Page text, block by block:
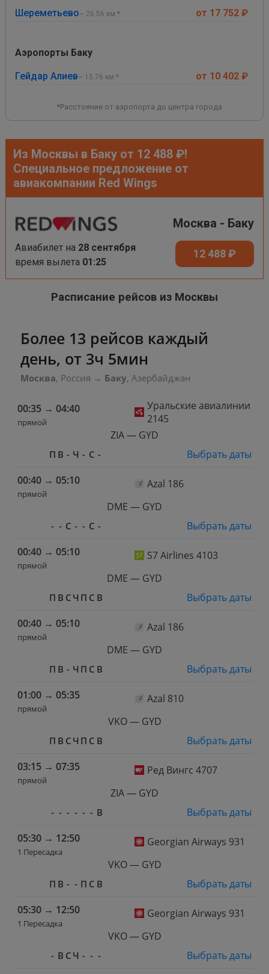
Шереметьево~ 26.56 км.* от 17 752 ₽
Аэропорты Баку
Гейдар Алиев~ 15.76 км.* от 10 402 ₽
*Расстояние от аэропорта до центра города
Из Москвы в Баку от 12 488 ₽!
Специальное предложение от
авиакомпании Red Wings
Москва - Баку
Авиабилет на 28 сентября
время вылета 01:25
12 488 ₽
Расписание рейсов из Москвы
Более 13 рейсов каждый
день, от 3ч 5мин
Москва, Россия → Баку, Азербайджан
00:35 → 04:40
прямой
Уральские авиалинии
2145
ZIA — GYD
П В - Ч - С -
Выбрать даты
00:40 → 05:10
прямой
Azal 186
DME — GYD
- - С - - С -
Выбрать даты
00:40 → 05:10
прямой
S7 Airlines 4103
DME — GYD
П В С Ч П С В
Выбрать даты
00:40 → 05:10
прямой
Azal 186
DME — GYD
П В - Ч П С В
Выбрать даты
01:00 → 05:35
прямой
Azal 810
VKO — GYD
П В С Ч П С В
Выбрать даты
03:15 → 07:35
прямой
Ред Вингс 4707
ZIA — GYD
- - - - - - В
Выбрать даты
05:30 → 12:50
1 Пересадка
Georgian Airways 931
VKO — GYD
П В - - П С В
Выбрать даты
05:30 → 12:50
1 Пересадка
Georgian Airways 931
VKO — GYD
- В С Ч - - -
Выбрать даты